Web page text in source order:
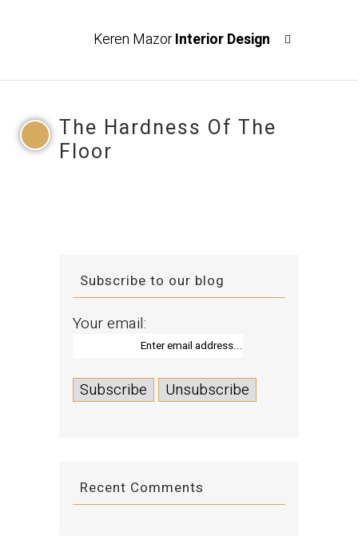
Keren MazorInterior Design
The Hardness Of The
Floor
Subscribe to our blog
Your email:
Recent Comments